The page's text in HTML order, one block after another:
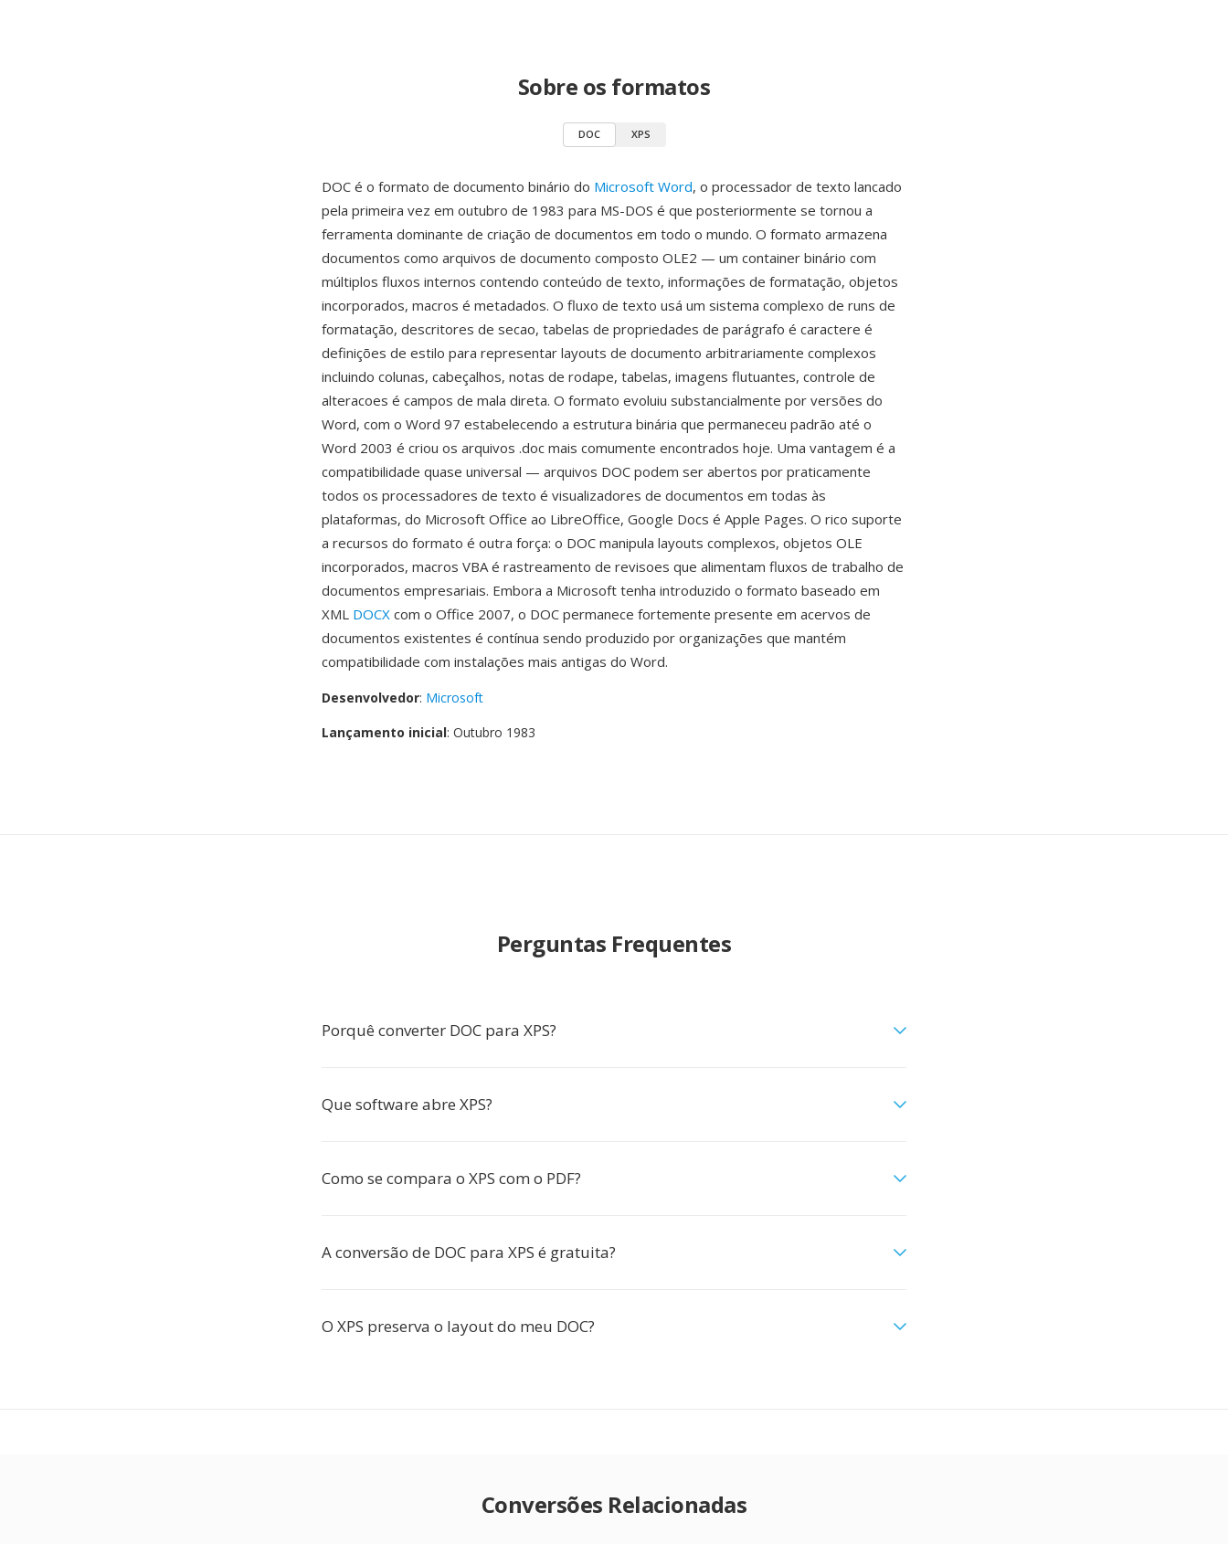
Sobre os formatos
DOC XPS
DOC é o formato de documento binário do Microsoft Word, o processador de texto lancado
pela primeira vez em outubro de 1983 para MS-DOS é que posteriormente se tornou a
ferramenta dominante de criação de documentos em todo o mundo. O formato armazena
documentos como arquivos de documento composto OLE2 — um container binário com
múltiplos fluxos internos contendo conteúdo de texto, informações de formatação, objetos
incorporados, macros é metadados. O fluxo de texto usá um sistema complexo de runs de
formatação, descritores de secao, tabelas de propriedades de parágrafo é caractere é
definições de estilo para representar layouts de documento arbitrariamente complexos
incluindo colunas, cabeçalhos, notas de rodape, tabelas, imagens flutuantes, controle de
alteracoes é campos de mala direta. O formato evoluiu substancialmente por versões do
Word, com o Word 97 estabelecendo a estrutura binária que permaneceu padrão até o
Word 2003 é criou os arquivos .doc mais comumente encontrados hoje. Uma vantagem é a
compatibilidade quase universal — arquivos DOC podem ser abertos por praticamente
todos os processadores de texto é visualizadores de documentos em todas às
plataformas, do Microsoft Office ao LibreOffice, Google Docs é Apple Pages. O rico suporte
a recursos do formato é outra força: o DOC manipula layouts complexos, objetos OLE
incorporados, macros VBA é rastreamento de revisoes que alimentam fluxos de trabalho de
documentos empresariais. Embora a Microsoft tenha introduzido o formato baseado em
XML DOCX com o Office 2007, o DOC permanece fortemente presente em acervos de
documentos existentes é contínua sendo produzido por organizações que mantém
compatibilidade com instalações mais antigas do Word.
Desenvolvedor: Microsoft
Lançamento inicial: Outubro 1983
Perguntas Frequentes
Porquê converter DOC para XPS?
Que software abre XPS?
Como se compara o XPS com o PDF?
A conversão de DOC para XPS é gratuita?
O XPS preserva o layout do meu DOC?
Conversões Relacionadas